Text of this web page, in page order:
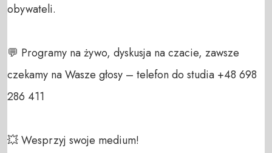
obywateli.
💬 Programy na żywo, dyskusja na czacie, zawsze
czekamy na Wasze głosy – telefon do studia +48 698
286 411
💥 Wesprzyj swoje medium!